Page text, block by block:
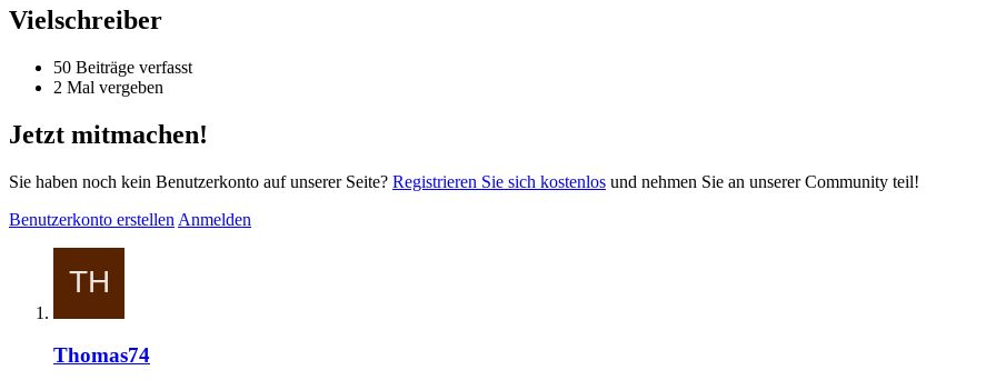
Vielschreiber
50 Beiträge verfasst
2 Mal vergeben
Jetzt mitmachen!
Sie haben noch kein Benutzerkonto auf unserer Seite? Registrieren Sie sich kostenlos und nehmen Sie an unserer Community teil!
Benutzerkonto erstellen Anmelden
Thomas74